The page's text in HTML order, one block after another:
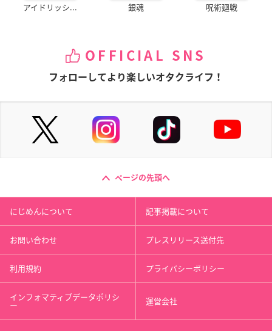
アイドリッシ... 銀魂 呪術廻戦
OFFICIAL SNS
フォローしてより楽しいオタクライフ！
ページの先頭へ
にじめんについて 記事掲載について
お問い合わせ プレスリリース送付先
利用規約 プライバシーポリシー
インフォマティブデータポリシ
ー 運営会社